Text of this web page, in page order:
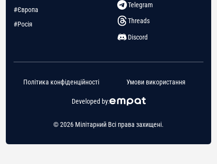
#Європа
#Росія
Telegram
Threads
Discord
© 2026 Мілітарний Всі права захищені.
Developed by:
Політика конфіденційності Умови використання